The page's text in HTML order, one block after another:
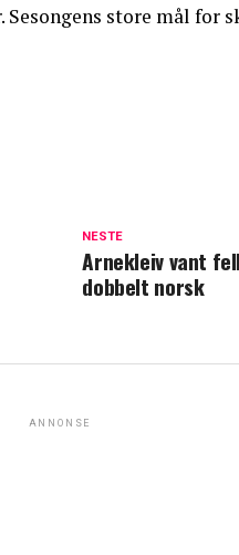
Sesongens store mål
NESTE
Arnekleiv vant
dobbelt norsk
ANNONSE